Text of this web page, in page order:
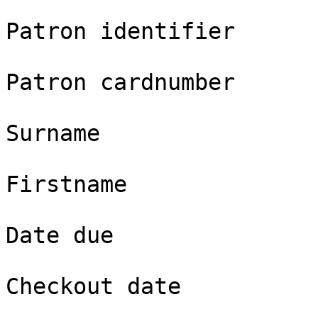
Patron identifier
Patron cardnumber
Surname
Firstname
Date due
Checkout date